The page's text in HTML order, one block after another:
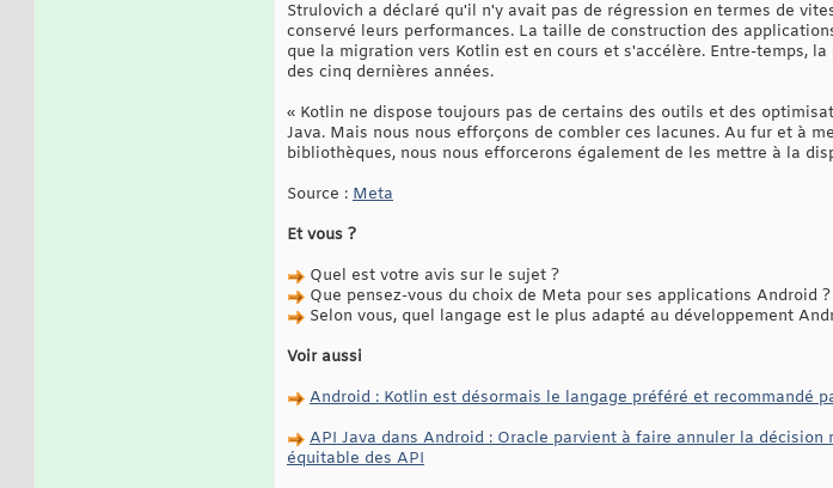
Strulovich a déclaré qu'il n'y avait pas de régression en termes de
conservé leurs performances. La taille de construction des
que la migration vers Kotlin est en cours et s'accélère. Entre-temps,
des cinq dernières années.
« Kotlin ne dispose toujours pas de certains des outils et des
Java. Mais nous nous efforçons de combler ces lacunes. Au fur et à
bibliothèques, nous nous efforcerons également de les mettre à la
Source : Meta
Et vous ?
Quel est votre avis sur le sujet ?
Que pensez-vous du choix de Meta pour ses applications Android ?
Selon vous, quel langage est le plus adapté au développement
Voir aussi
Android : Kotlin est désormais le langage préféré et recommandé
API Java dans Android : Oracle parvient à faire annuler la
équitable des API